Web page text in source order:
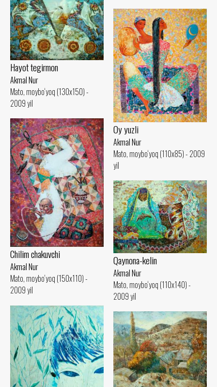
Hayot tegirmon
Akmal Nur
Mato, moybo‘yoq (130x150) -
2009 yil
Oy yuzli
Akmal Nur
Mato, moybo‘yoq (110x85) - 2009
yil
Сhilim chakuvchi
Akmal Nur
Mato, moybo‘yoq (150x110) -
2009 yil
Qaynona-kelin
Akmal Nur
Mato, moybo‘yoq (110x140) -
2009 yil